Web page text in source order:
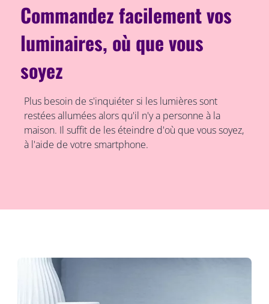
Commandez facilement vos
luminaires, où que vous
soyez
Plus besoin de s'inquiéter si les lumières sont
restées allumées alors qu'il n'y a personne à la
maison. Il suffit de les éteindre d'où que vous soyez,
à l'aide de votre smartphone.